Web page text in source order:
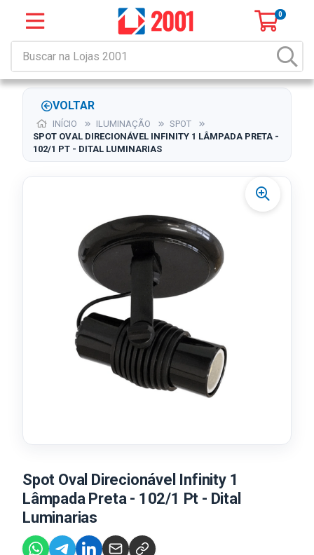
0
VOLTAR
INÍCIO ILUMINAÇÃO
SPOT
SPOT OVAL DIRECIONÁVEL INFINITY 1 LÂMPADA PRETA -
102/1 PT - DITAL LUMINARIAS
Spot Oval Direcionável Infinity 1
Lâmpada Preta - 102/1 Pt - Dital
Luminarias